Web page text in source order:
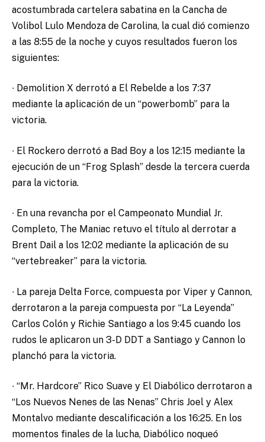
acostumbrada cartelera sabatina en la Cancha de
Volibol Lulo Mendoza de Carolina, la cual dió comienzo
a las 8:55 de la noche y cuyos resultados fueron los
siguientes:
∙ Demolition X derrotó a El Rebelde a los 7:37
mediante la aplicación de un “powerbomb” para la
victoria.
∙ El Rockero derrotó a Bad Boy a los 12:15 mediante la
ejecución de un “Frog Splash” desde la tercera cuerda
para la victoria.
∙ En una revancha por el Campeonato Mundial Jr.
Completo, The Maniac retuvo el título al derrotar a
Brent Dail a los 12:02 mediante la aplicación de su
“vertebreaker” para la victoria.
∙ La pareja Delta Force, compuesta por Viper y Cannon,
derrotaron a la pareja compuesta por “La Leyenda”
Carlos Colón y Richie Santiago a los 9:45 cuando los
rudos le aplicaron un 3-D DDT a Santiago y Cannon lo
planchó para la victoria.
∙ “Mr. Hardcore” Rico Suave y El Diabólico derrotaron a
“Los Nuevos Nenes de las Nenas” Chris Joel y Alex
Montalvo mediante descalificación a los 16:25. En los
momentos finales de la lucha, Diabólico noqueó